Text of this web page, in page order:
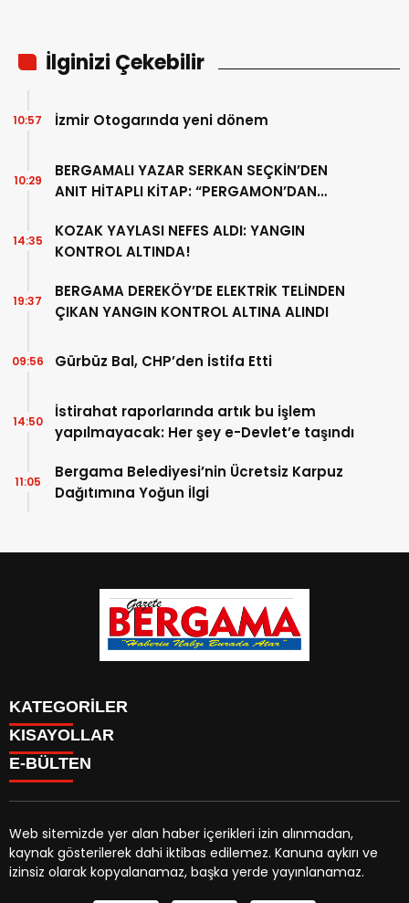
İlginizi Çekebilir
İzmir Otogarında yeni dönem
10:57
BERGAMALI YAZAR SERKAN SEÇKİN’DEN
ANIT HİTAPLI KİTAP: “PERGAMON’DAN
10:29
KOZAK YAYLASI NEFES ALDI: YANGIN
KONTROL ALTINDA!
14:35
BERGAMA DEREKÖY’DE ELEKTRİK TELİNDEN
ÇIKAN YANGIN KONTROL ALTINA ALINDI
19:37
Gürbüz Bal, CHP’den İstifa Etti
09:56
İstirahat raporlarında artık bu işlem
yapılmayacak: Her şey e-Devlet’e taşındı
14:50
Bergama Belediyesi’nin Ücretsiz Karpuz
Dağıtımına Yoğun İlgi
11:05
KATEGORİLER
CANLI YAYIN
BURÇLAR
CANLI SONUÇLAR
HAVA DURUMU
CANLI TV
KISAYOLLAR
Menü seçimi yapın. WP-ADMIN → Görünüm → Menüler
sayfasından menü eşleştirmesi yapınız.
E-BÜLTEN
gazetebergama.com.tre-bültenine abone olarak,
tarafınıza haber, duyuru ve kampanya içerikli e-postaların
gönderilmesini kabul etmiş olursunuz.
Web sitemizde yer alan haber içerikleri izin alınmadan,
kaynak gösterilerek dahi iktibas edilemez. Kanuna aykırı ve
izinsiz olarak kopyalanamaz, başka yerde yayınlanamaz.